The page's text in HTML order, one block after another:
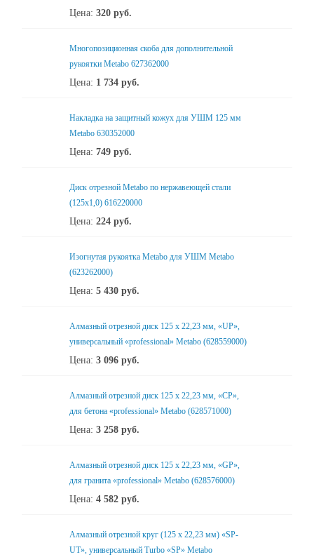
Цена: 320 руб.
Многопозиционная скоба для дополнительной
рукоятки Metabo 627362000
Цена: 1 734 руб.
Накладка на защитный кожух для УШМ 125 мм
Metabo 630352000
Цена: 749 руб.
Диск отрезной Metabo по нержавеющей стали
(125x1,0) 616220000
Цена: 224 руб.
Изогнутая рукоятка Metabo для УШМ Metabo
(623262000)
Цена: 5 430 руб.
Алмазный отрезной диск 125 x 22,23 мм, «UP»,
универсальный «professional» Metabo (628559000)
Цена: 3 096 руб.
Алмазный отрезной диск 125 x 22,23 мм, «CP»,
для бетона «professional» Metabo (628571000)
Цена: 3 258 руб.
Алмазный отрезной диск 125 x 22,23 мм, «GP»,
для гранита «professional» Metabo (628576000)
Цена: 4 582 руб.
Алмазный отрезной круг (125 x 22,23 мм) «SP-
UT», универсальный Turbo «SP» Metabo